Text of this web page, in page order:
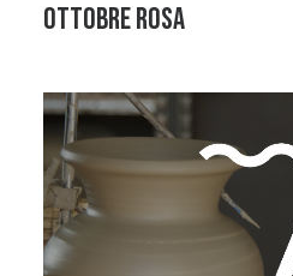
Ottobre Rosa